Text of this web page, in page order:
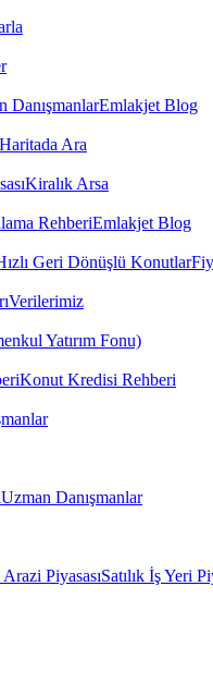
DanışmanlarEmlakjet Blog
Haritada Ara
Kiralık Arsa
RehberiEmlakjet Blog
Geri Dönüşlü Konutlar
Verilerimiz
Yatırım Fonu)
Konut Kredisi Rehberi
Uzman Danışmanlar
Arazi PiyasasıSatılık İş Yeri